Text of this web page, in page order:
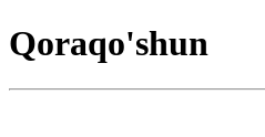
Qoraqo'shun